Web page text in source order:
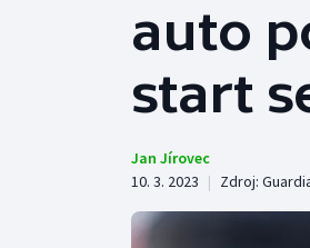
Tenis
Atletika
auto
start
Jan Jírovec
10. 3. 2023 | Zdroj: